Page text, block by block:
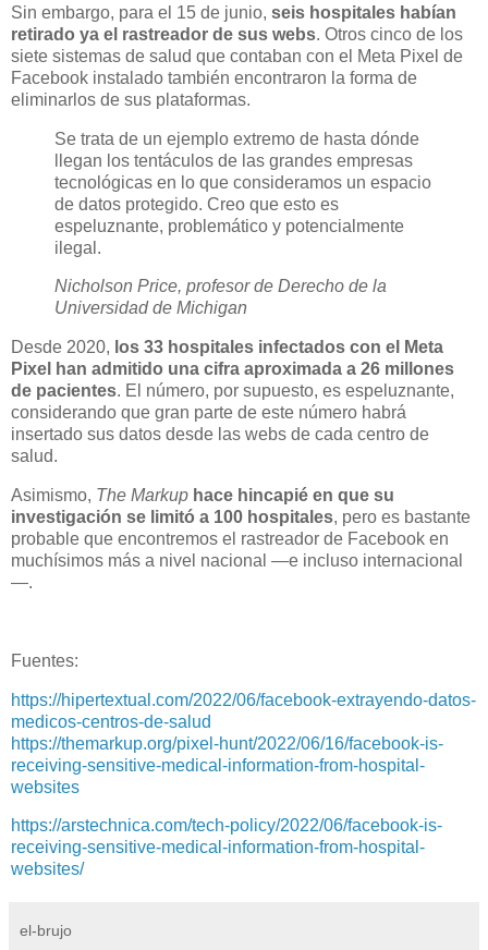
Sin embargo, para el 15 de junio, seis hospitales habían
retirado ya el rastreador de sus webs. Otros cinco de los
siete sistemas de salud que contaban con el Meta Pixel de
Facebook instalado también encontraron la forma de
eliminarlos de sus plataformas.
Se trata de un ejemplo extremo de hasta dónde
llegan los tentáculos de las grandes empresas
tecnológicas en lo que consideramos un espacio
de datos protegido. Creo que esto es
espeluznante, problemático y potencialmente
ilegal.
Nicholson Price, profesor de Derecho de la
Universidad de Michigan
Desde 2020, los 33 hospitales infectados con el Meta
Pixel han admitido una cifra aproximada a 26 millones
de pacientes. El número, por supuesto, es espeluznante,
considerando que gran parte de este número habrá
insertado sus datos desde las webs de cada centro de
salud.
Asimismo, The Markup hace hincapié en que su
investigación se limitó a 100 hospitales, pero es bastante
probable que encontremos el rastreador de Facebook en
muchísimos más a nivel nacional —e incluso internacional
—.
Fuentes:
https://hipertextual.com/2022/06/facebook-extrayendo-datos-
medicos-centros-de-salud
https://themarkup.org/pixel-hunt/2022/06/16/facebook-is-
receiving-sensitive-medical-information-from-hospital-
websites
https://arstechnica.com/tech-policy/2022/06/facebook-is-
receiving-sensitive-medical-information-from-hospital-
websites/
el-brujo